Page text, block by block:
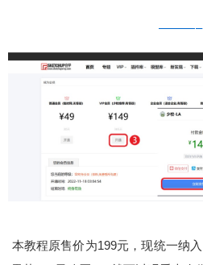
———–
本教程原售价为199元，现统一纳入